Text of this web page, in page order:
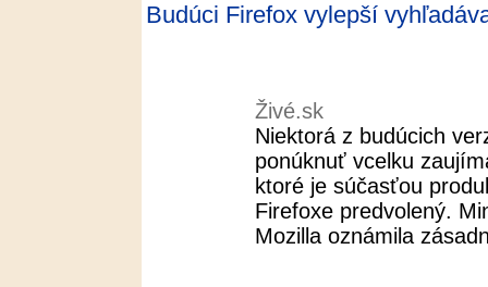
Budúci Firefox vylepší
Živé.sk
Niektorá z budúcich
ponúknuť vcelku
ktoré je súčasťou
Firefoxe predvolený.
Mozilla oznámila